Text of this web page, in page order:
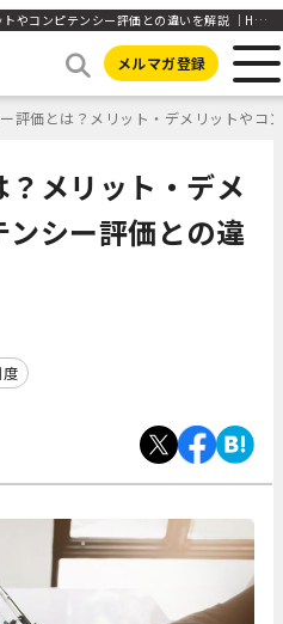
バリュー評価とは？メリット・デメリットやコンピテンシー評価との違いを解説 ｜HR NOTE
メルマガ登録
評価とは？メリット・デメリットやコ
メリット・デメ
ンシー評価との違